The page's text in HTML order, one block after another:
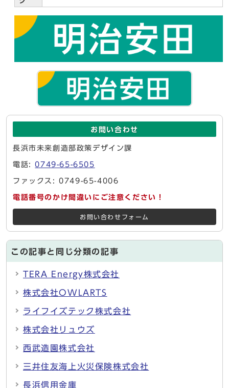
お問い合わせ
長浜市未来創造部政策デザイン課
電話:0749-65-6505
ファックス: 0749-65-4006
電話番号のかけ間違いにご注意ください！
お問い合わせフォーム
この記事と同じ分類の記事
TERA Energy株式会社
株式会社OWLARTS
ライフイズテック株式会社
株式会社リュウズ
西武造園株式会社
三井住友海上火災保険株式会社
長浜信用金庫